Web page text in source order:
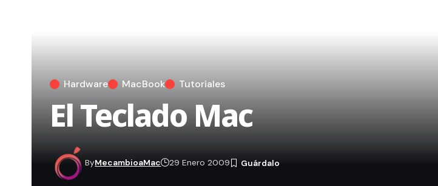
Hardware MacBook Tutoriales
El Teclado Mac
ByMecambioaMac 29 Enero 2009